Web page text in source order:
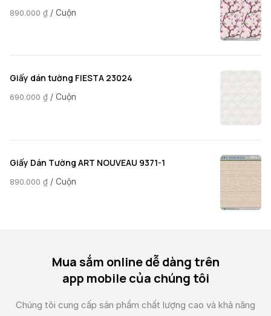
890.000 ₫ / Cuộn
Giấy dán tường FIESTA 23024
690.000 ₫ / Cuộn
Giấy Dán Tường ART NOUVEAU 9371-1
890.000 ₫ / Cuộn
Mua sắm online dễ dàng trên
app mobile của chúng tôi
Chúng tôi cung cấp sản phẩm chất lượng cao và khả năng